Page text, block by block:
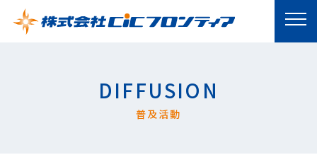
DIFFUSION
普及活動